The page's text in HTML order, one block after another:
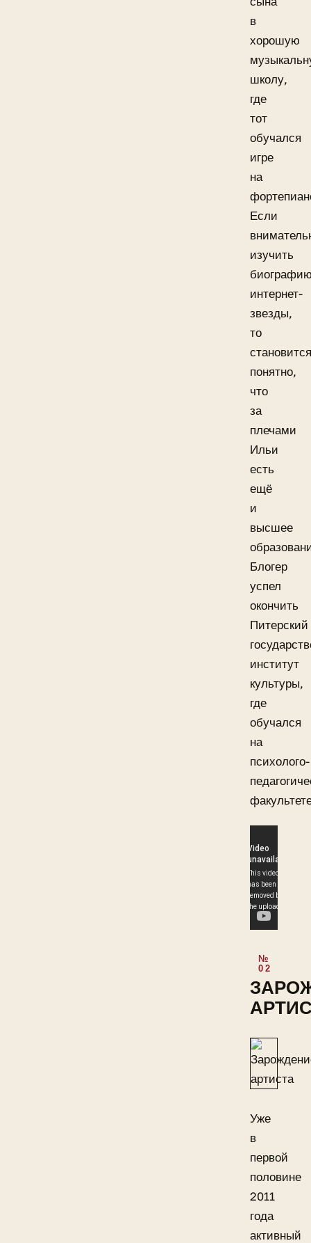
в
хорошую
школу,
где
тот
обучался
игре
на
Если
изучить
интернет-
звезды,
то
становится
понятно,
что
за
плечами
Ильи
есть
ещё
и
высшее
Блогер
успел
окончить
Питерский
институт
культуры,
где
обучался
на
психолого-
Уже
в
первой
половине
2011
года
активный